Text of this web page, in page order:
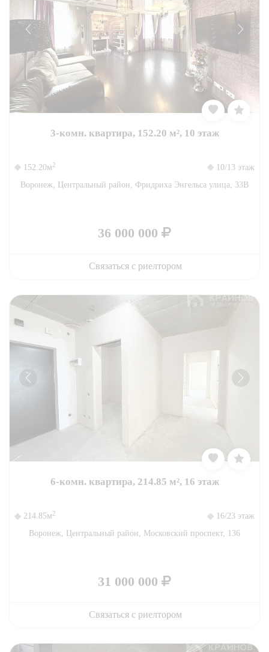
3-комн. квартира, 152.20 м², 10 этаж
152.20м2
10/13 этаж
Воронеж, Центральный район, Фридриха Энгельса улица, 33В
36 000 000
Связаться с риелтором
6-комн. квартира, 214.85 м², 16 этаж
214.85м2
16/23 этаж
Воронеж, Центральный район, Московский проспект, 136
31 000 000
Связаться с риелтором